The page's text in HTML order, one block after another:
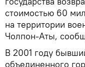
стоимостью 60
на территории
Чолпон-Аты,
В 2001 году
объединенного